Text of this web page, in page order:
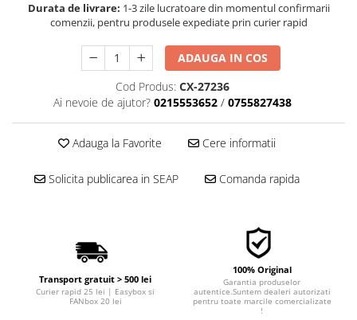
■ Filtre combustibil
■ Filtre habitaclu
■ Filtre hidraulice
■ Filtre epurator
Filtre agent racire
Accesorii filtre
Filtre ulei
Durata de livrare: 1-3 zile lucratoare din momentul confirmarii
comenzii, pentru produsele expediate prin curier rapid
ADAUGA IN COS
Cod Produs: CX-27236
Ai nevoie de ajutor? 0215553652 / 0755827438
Adauga la Favorite Cere informatii
Solicita publicarea in SEAP Comanda rapida
Transport gratuit > 500 lei
Curier rapid 25 lei | Easybox si
FANbox 20 lei
100% Original
Garantia produselor
autentice.Suntem dealeri autorizati
pentru toate marcile comercializate
!